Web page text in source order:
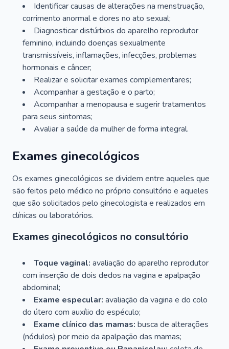
Identificar causas de alterações na menstruação,
corrimento anormal e dores no ato sexual;
Diagnosticar distúrbios do aparelho reprodutor
feminino, incluindo doenças sexualmente
transmissíveis, inflamações, infecções, problemas
hormonais e câncer;
Realizar e solicitar exames complementares;
Acompanhar a gestação e o parto;
Acompanhar a menopausa e sugerir tratamentos
para seus sintomas;
Avaliar a saúde da mulher de forma integral.
Exames ginecológicos
Os exames ginecológicos se dividem entre aqueles que
são feitos pelo médico no próprio consultório e aqueles
que são solicitados pelo ginecologista e realizados em
clínicas ou laboratórios.
Exames ginecológicos no consultório
Toque vaginal: avaliação do aparelho reprodutor
com inserção de dois dedos na vagina e apalpação
abdominal;
Exame especular: avaliação da vagina e do colo
do útero com auxílio do espéculo;
Exame clínico das mamas: busca de alterações
(nódulos) por meio da apalpação das mamas;